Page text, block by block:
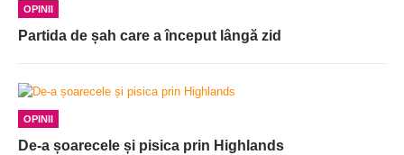
OPINII
Partida de șah care a început lângă zid
OPINII
De-a șoarecele și pisica prin Highlands